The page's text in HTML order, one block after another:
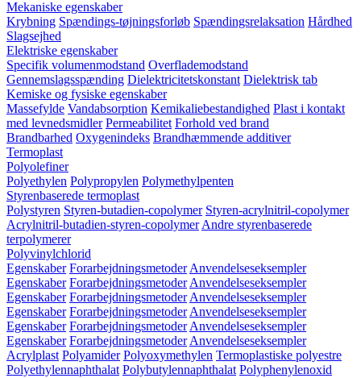
Mekaniske egenskaber
Krybning Spændings-tøjningsforløb Spændingsrelaksation Hårdhed
Slagsejhed
Elektriske egenskaber
Specifik volumenmodstand Overflademodstand
Gennemslagsspænding Dielektricitetskonstant Dielektrisk tab
Kemiske og fysiske egenskaber
Massefylde Vandabsorption Kemikaliebestandighed Plast i kontakt
med levnedsmidler Permeabilitet Forhold ved brand
Brandbarhed Oxygenindeks Brandhæmmende additiver
Termoplast
Polyolefiner
Polyethylen Polypropylen Polymethylpenten
Styrenbaserede termoplast
Polystyren Styren-butadien-copolymer Styren-acrylnitril-copolymer
Acrylnitril-butadien-styren-copolymer Andre styrenbaserede
terpolymerer
Polyvinylchlorid
Egenskaber Forarbejdningsmetoder Anvendelseseksempler
Egenskaber Forarbejdningsmetoder Anvendelseseksempler
Egenskaber Forarbejdningsmetoder Anvendelseseksempler
Egenskaber Forarbejdningsmetoder Anvendelseseksempler
Egenskaber Forarbejdningsmetoder Anvendelseseksempler
Egenskaber Forarbejdningsmetoder Anvendelseseksempler
Acrylplast Polyamider Polyoxymethylen Termoplastiske polyestre
Polyethylennaphthalat Polybutylennaphthalat Polyphenylenoxid